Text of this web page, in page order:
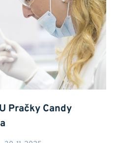
Pračky Candy